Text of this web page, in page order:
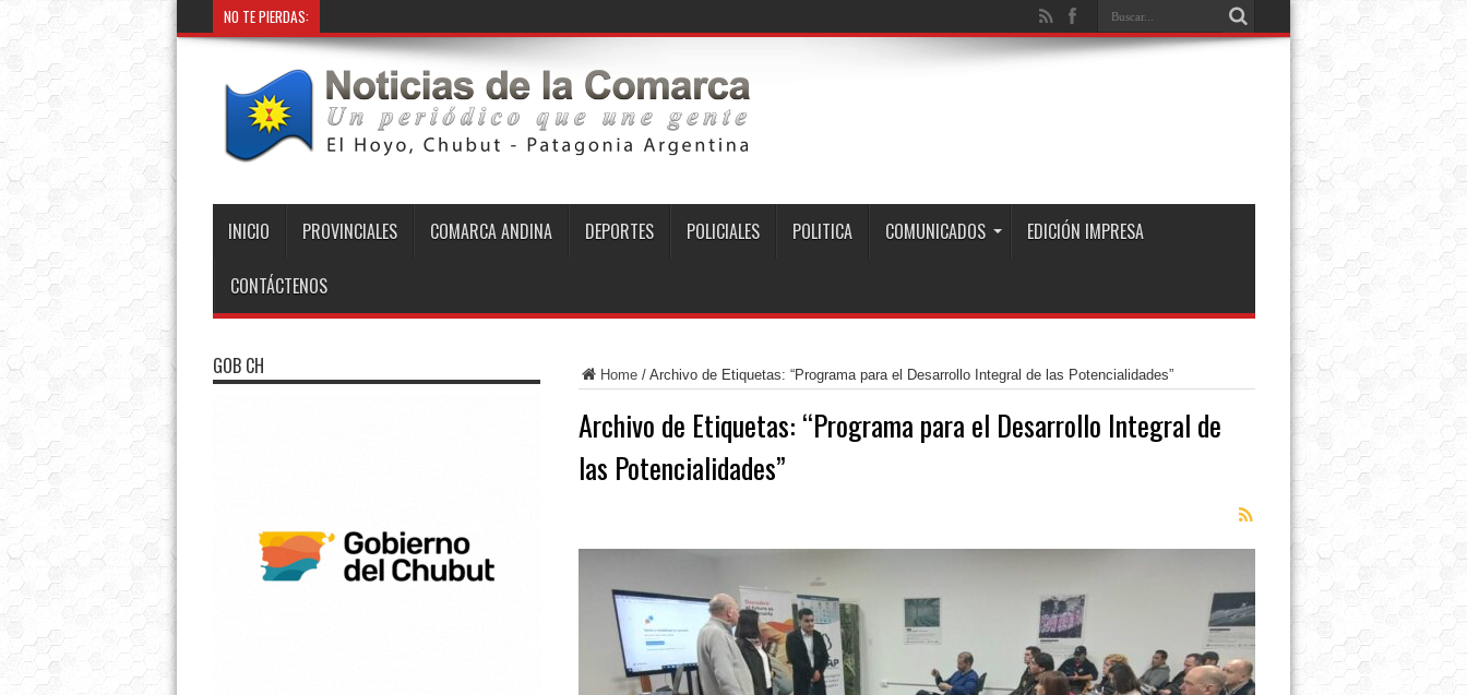
NO TE PIERDAS:
INICIO PROVINCIALES COMARCA ANDINA DEPORTES POLICIALES POLITICA COMUNICADOS EDICIÓN IMPRESA
CONTÁCTENOS
Home/ Archivo de Etiquetas: “Programa para el Desarrollo Integral de las Potencialidades”
Archivo de Etiquetas: “Programa para el Desarrollo Integral de
las Potencialidades”
GOB CH